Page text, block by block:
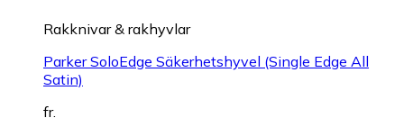
Rakknivar & rakhyvlar
Parker SoloEdge Säkerhetshyvel (Single Edge All
Satin)
fr.